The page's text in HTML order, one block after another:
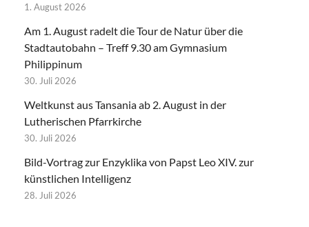
1. August 2026
Am 1. August radelt die Tour de Natur über die
Stadtautobahn – Treff 9.30 am Gymnasium
Philippinum
30. Juli 2026
Weltkunst aus Tansania ab 2. August in der
Lutherischen Pfarrkirche
30. Juli 2026
Bild-Vortrag zur Enzyklika von Papst Leo XIV. zur
künstlichen Intelligenz
28. Juli 2026